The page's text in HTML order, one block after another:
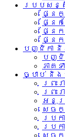
របបសន្
ផ្នែ
ផ្នែ
ផ្នែ
ផ្នែ
បញ្ជិកា និ
បញ្ជិ
ភាគទ
ច្បាប់ និ
ព្រះ
ព្រះ
អនុ
សេច
ប្រ
ប្រក
សេច